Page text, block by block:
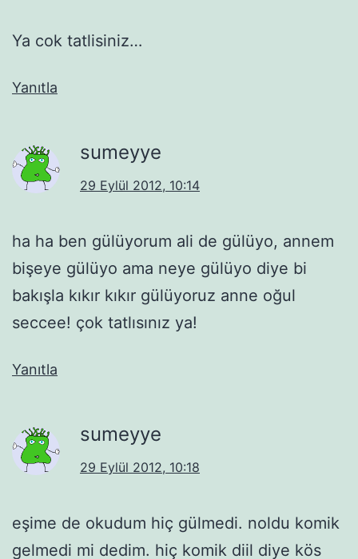
Ya cok tatlisiniz…
Yanıtla
sumeyye
29 Eylül 2012, 10:14
ha ha ben gülüyorum ali de gülüyo, annem
bişeye gülüyo ama neye gülüyo diye bi
bakışla kıkır kıkır gülüyoruz anne oğul
seccee! çok tatlısınız ya!
Yanıtla
sumeyye
29 Eylül 2012, 10:18
eşime de okudum hiç gülmedi. noldu komik
gelmedi mi dedim. hiç komik diil diye kös